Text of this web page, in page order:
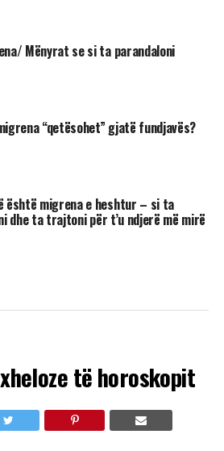
Mënyrat se si ta parandaloni
“qetësohet” gjatë fundjavës?
është migrena e heshtur – si ta
dhe ta trajtoni për t’u ndjerë më mirë
të horoskopit